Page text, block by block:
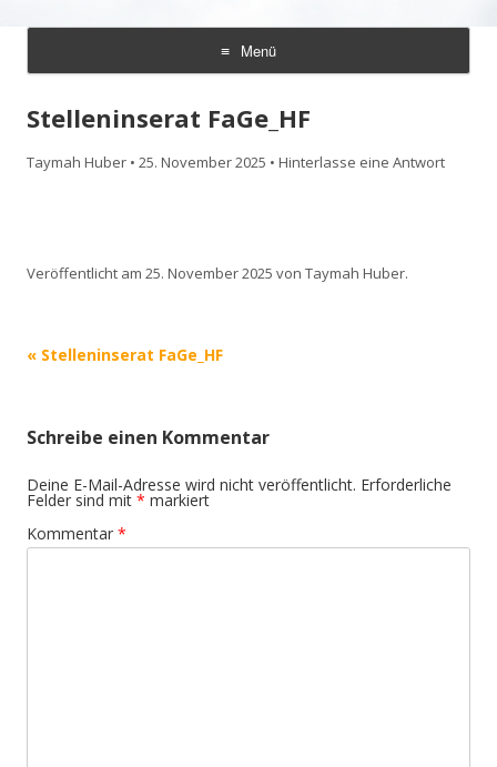
Seniorenzentrum Sunnehof
Rohrbach
Menü
Zum
springen
Stelleninserat FaGe_HF
Taymah Huber • 25. November 2025 • Hinterlasse eine Antwort
Veröffentlicht am 25. November 2025 von Taymah Huber.
Beitrags-
« Stelleninserat FaGe_HF
Schreibe einen Kommentar
Deine E-Mail-Adresse wird nicht veröffentlicht. Erforderliche
Felder sind mit * markiert
Kommentar *